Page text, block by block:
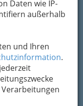
Daten wie IP-
außerhalb
und Ihren
.
Mails zu
Stelle zur
nach dem
an das
Rybar